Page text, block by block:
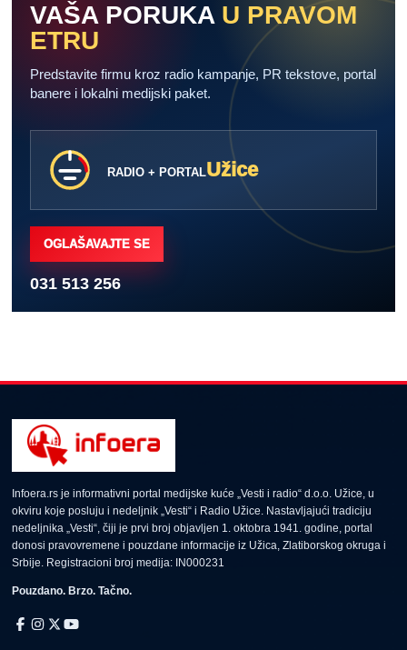
VAŠA PORUKA U PRAVOM
ETRU
Predstavite firmu kroz radio kampanje, PR tekstove, portal
banere i lokalni medijski paket.
RADIO + PORTALUžice
OGLAŠAVAJTE SE
031 513 256
Infoera.rs je informativni portal medijske kuće „Vesti i radio“ d.o.o. Užice, u
okviru koje posluju i nedeljnik „Vesti“ i Radio Užice. Nastavljajući tradiciju
nedeljnika „Vesti“, čiji je prvi broj objavljen 1. oktobra 1941. godine, portal
donosi pravovremene i pouzdane informacije iz Užica, Zlatiborskog okruga i
Srbije. Registracioni broj medija: IN000231
Pouzdano. Brzo. Tačno.